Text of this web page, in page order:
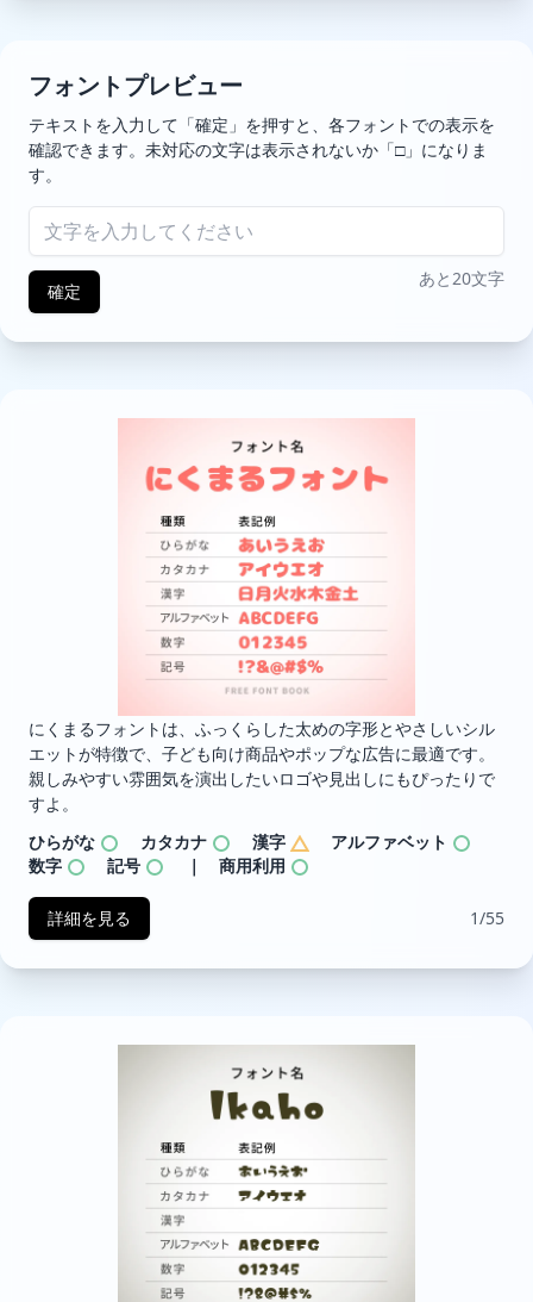
フォントプレビュー
テキストを入力して「確定」を押すと、各フォントでの表示を
確認できます。未対応の文字は表示されないか「□」になりま
す。
確定
あと20文字
にくまるフォントは、ふっくらした太めの字形とやさしいシル
エットが特徴で、子ども向け商品やポップな広告に最適です。
親しみやすい雰囲気を演出したいロゴや見出しにもぴったりで
すよ。
ひらがな
カタカナ 漢字
アルファベット
数字
記号 ｜ 商用利用
詳細を見る 1/55